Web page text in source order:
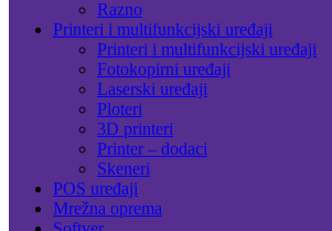
Razno
Printeri i multifunkcijski uređaji
Printeri i multifunkcijski uređaji
Fotokopirni uređaji
Laserski uređaji
Ploteri
3D printeri
Printer – dodaci
Skeneri
POS uređaji
Mrežna oprema